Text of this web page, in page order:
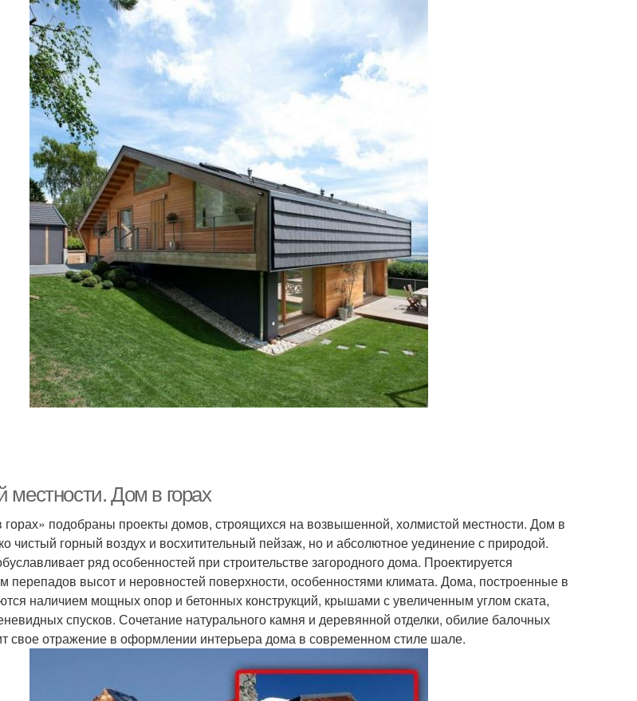
местности. Дом в горах
горах» подобраны проекты домов, строящихся на возвышенной, холмистой местности. Дом в
чистый горный воздух и восхитительный пейзаж, но и абсолютное уединение с природой.
ряд особенностей при строительстве загородного дома. Проектируется
перепадов высот и неровностей поверхности, особенностями климата. Дома, построенные в
наличием мощных опор и бетонных конструкций, крышами с увеличенным углом ската,
спусков. Сочетание натурального камня и деревянной отделки, обилие балочных
свое отражение в оформлении интерьера дома в современном стиле шале.